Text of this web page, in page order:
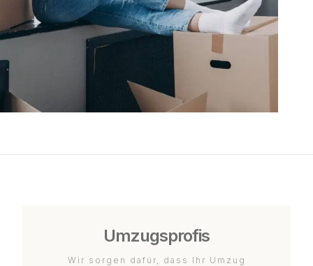
Umzugsprofis
Wir sorgen dafür, dass Ihr Umzug